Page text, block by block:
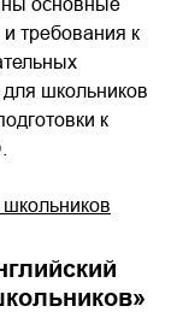
требования к
школьников
к
»